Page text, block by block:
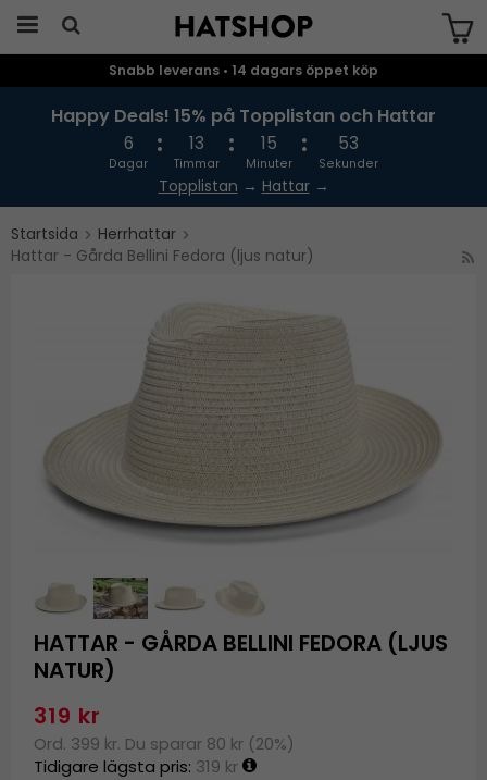
Snabb leverans • 14 dagars öppet köp
Happy Deals! 15% på Topplistan och Hattar
6
Dagar
13
Timmar
15
Minuter
52
Sekunder
Topplistan → Hattar→
Startsida
Herrhattar
Hattar - Gårda Bellini Fedora (ljus natur)
HATTAR - GÅRDA BELLINI FEDORA (LJUS
NATUR)
319 kr
Ord. 399 kr. Du sparar 80 kr (20%)
Tidigare lägsta pris: 319 kr